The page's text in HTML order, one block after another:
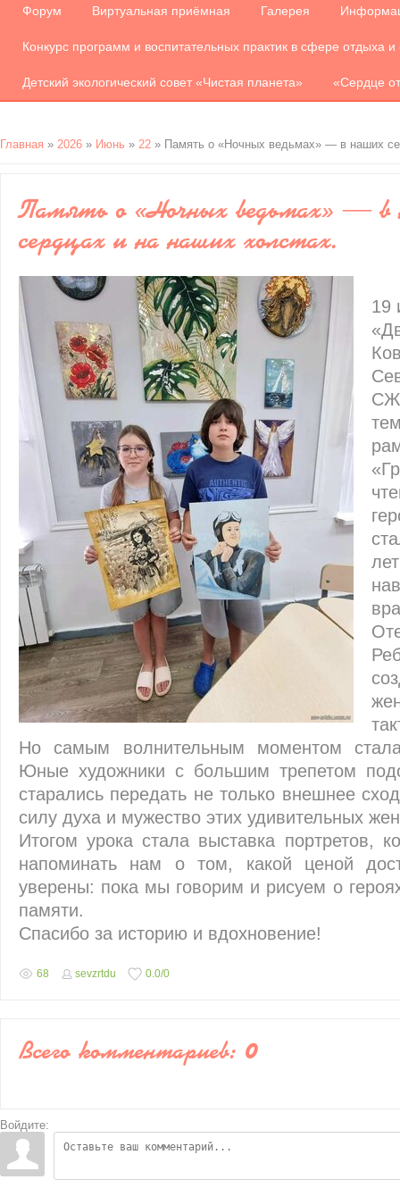
Форум Виртуальная приёмная Галерея
Конкурс программ и воспитательных практик в сфере отдыха
Детский экологический совет «Чистая планета» «Сердце
Главная » 2026 » Июнь » 22 » Память о «Ночных ведьмах» — в наших
Память о «Ночных ведьмах» — в
сердцах и на наших холстах.
19
Но самым волнительным моментом стала
Юные художники с большим трепетом
старались передать не только внешнее
силу духа и мужество этих удивительных
Итогом урока стала выставка портретов,
напоминать нам о том, какой ценой
уверены: пока мы говорим и рисуем о
памяти.
Спасибо за историю и вдохновение!
68 sevzrtdu 0.0/0
Всего комментариев: 0
Войдите: